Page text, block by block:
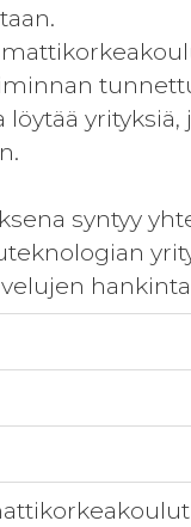
löytää
syntyy